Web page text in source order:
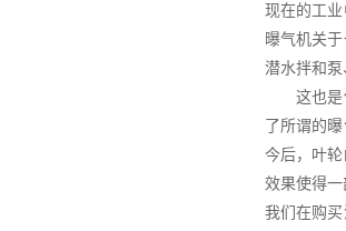
现在的工
曝气机关
潜水拌和
这也是使
了所谓的
今后，叶
效果使得
我们在购